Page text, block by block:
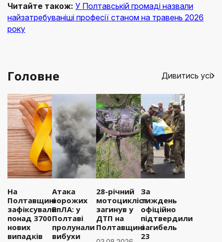
Читайте також: У Полтавській громаді назвали
найзатребуваніші професії станом на травень 2026
року
Головне Дивитись усі
На
Полтавщині
зафіксували
понад 3700
нових
випадків
Атака
ворожих
БпЛА: у
Полтаві
пролунали
вибухи
28-річний
мотоцикліст
загинув у
ДТП на
Полтавщині
За
тиждень
офіційно
підтвердили
загибель
23